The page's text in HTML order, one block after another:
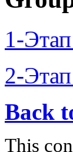
1-
2-
Back
This